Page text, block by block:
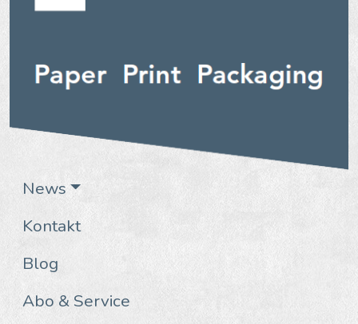
News
Kontakt
Blog
Abo & Service